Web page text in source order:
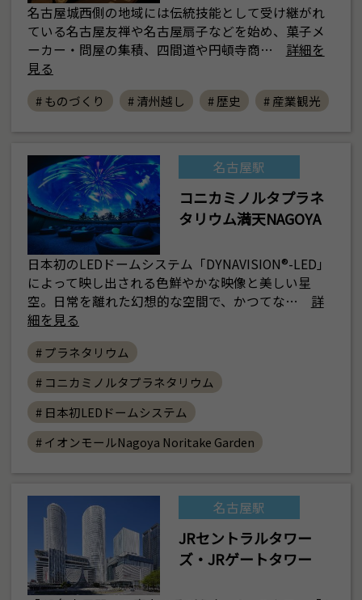
名古屋城西側の地域には伝統技能として受け継がれ
ている名古屋友禅や名古屋扇子などを始め、菓子メ
ーカー・問屋の集積、四間道や円頓寺商…
詳細を
見る
# ものづくり # 清州越し # 歴史 # 産業観光
名古屋駅
コニカミノルタプラネ
タリウム満天NAGOYA
日本初のLEDドームシステム「DYNAVISION®-LED」
によって映し出される色鮮やかな映像と美しい星
空。日常を離れた幻想的な空間で、かつてな…
詳
細を見る
# プラネタリウム
# コニカミノルタプラネタリウム
# 日本初LEDドームシステム
# イオンモールNagoya Noritake Garden
名古屋駅
JRセントラルタワー
ズ・JRゲートタワー